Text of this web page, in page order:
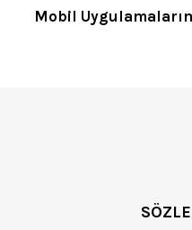
Mobil